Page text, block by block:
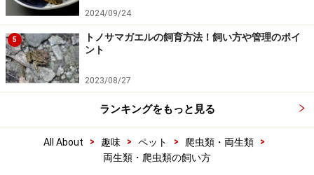
2024/09/24
5
トノサマガエルの飼育方法！飼い方や管理のポイ
ント
2023/08/27
ランキングをもっと見る
All About > 趣味 > ペット > 爬虫類・両生類
>
両生類・爬虫類の飼い方